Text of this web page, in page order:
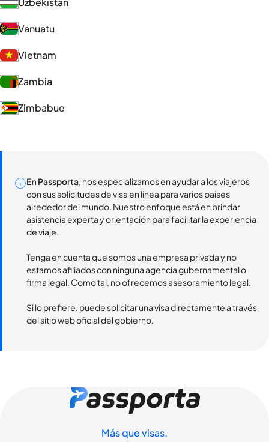
Vanuatu
Vietnam
Zambia
Zimbabue
En Passporta, nos especializamos en ayudar a los viajeros
con sus solicitudes de visa en línea para varios países
alrededor del mundo. Nuestro enfoque está en brindar
asistencia experta y orientación para facilitar la experiencia
de viaje.
Tenga en cuenta que somos una empresa privada y no
estamos afiliados con ninguna agencia gubernamental o
firma legal. Como tal, no ofrecemos asesoramiento legal.
Si lo prefiere, puede solicitar una visa directamente a través
del sitio web oficial del gobierno.
Más que visas.